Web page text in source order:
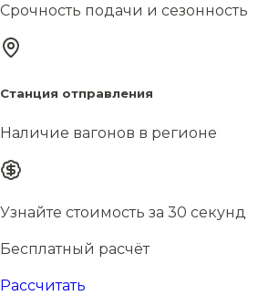
Срочность подачи и сезонность
Станция отправления
Наличие вагонов в регионе
Узнайте стоимость за 30 секунд
Бесплатный расчёт
Рассчитать